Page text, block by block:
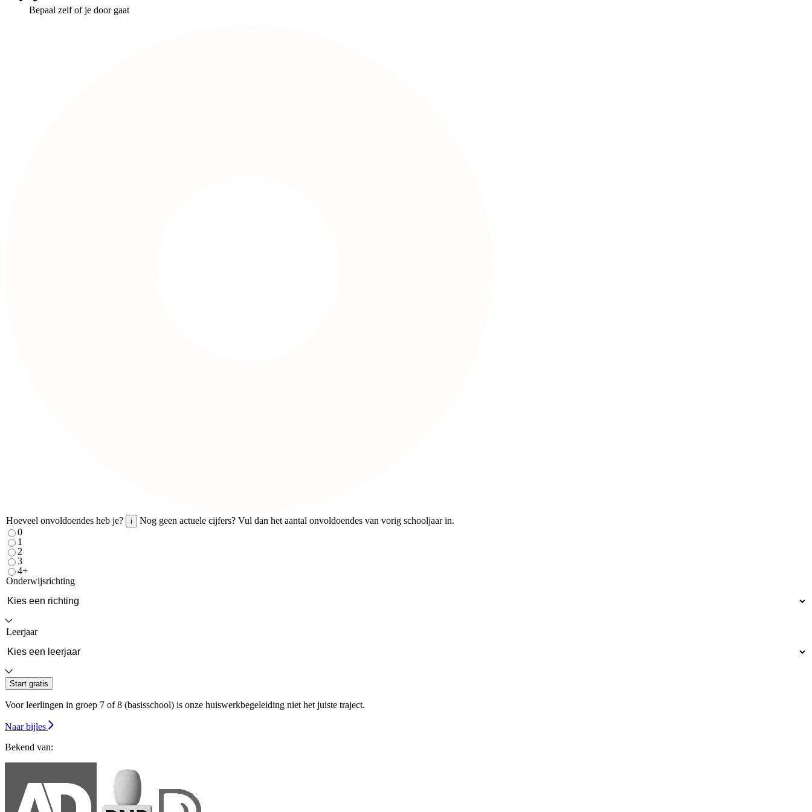
Bepaal zelf of je door gaat
Hoeveel onvoldoendes heb je? i
Nog geen actuele cijfers? Vul dan het aantal onvoldoendes van vorig schooljaar in.
0
1
2
3
4+
Onderwijsrichting
Leerjaar
Start gratis
Voor leerlingen in groep 7 of 8 (basisschool) is onze huiswerkbegeleiding niet het juiste traject.
Naar bijles
Bekend van: